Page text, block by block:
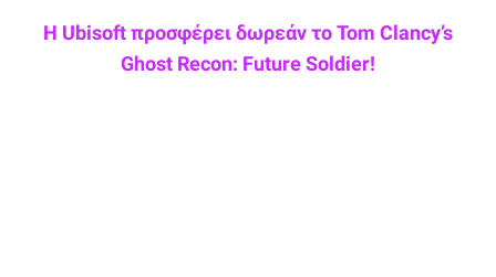
Η Ubisoft προσφέρει δωρεάν το Tom Clancy’s
Ghost Recon: Future Soldier!